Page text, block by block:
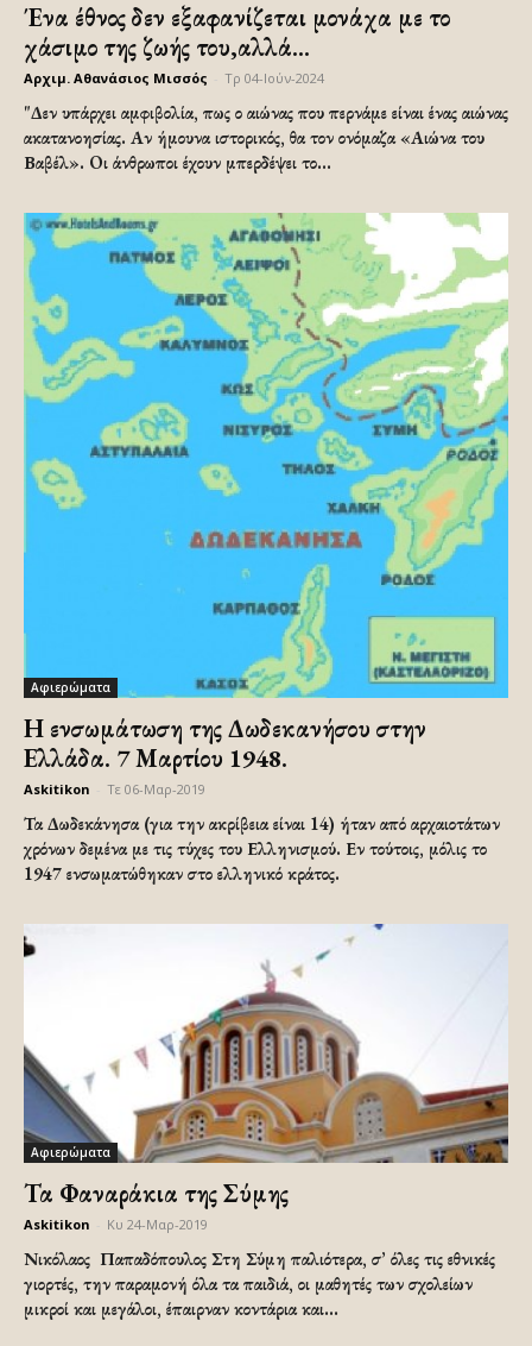
Ένα έθνος δεν εξαφανίζεται μονάχα με το
χάσιμο της ζωής του,αλλά...
Αρχιμ. Αθανάσιος Μισσός Τρ 04-Ιούν-2024
"Δεν υπάρχει αμφιβολία, πως ο αιώνας που περνάμε είναι ένας αιώνας
ακατανοησίας. Αν ήμουνα ιστορικός, θα τον ονόμαζα «Αιώνα του
Βαβέλ». Oι άνθρωποι έχουν μπερδέψει το...
Αφιερώματα
Η ενσωμάτωση της Δωδεκανήσου στην
Ελλάδα. 7 Μαρτίου 1948.
Askitikon Τε 06-Μαρ-2019
Τα Δωδεκάνησα (για την ακρίβεια είναι 14) ήταν από αρχαιοτάτων
χρόνων δεμένα με τις τύχες του Ελληνισμού. Εν τούτοις, μόλις το
1947 ενσωματώθηκαν στο ελληνικό κράτος.
Αφιερώματα
Τα Φαναράκια της Σύμης
Askitikon Κυ 24-Μαρ-2019
Νικόλαος Παπαδόπουλος Στη Σύμη παλιότερα, σ’ όλες τις εθνικές
γιορτές, την παραμονή όλα τα παιδιά, οι μαθητές των σχολείων
μικροί και μεγάλοι, έπαιρναν κοντάρια και...